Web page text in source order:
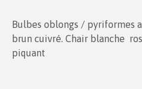
Bulbes oblongs / pyriformes
brun cuivré. Chair blanche
piquant